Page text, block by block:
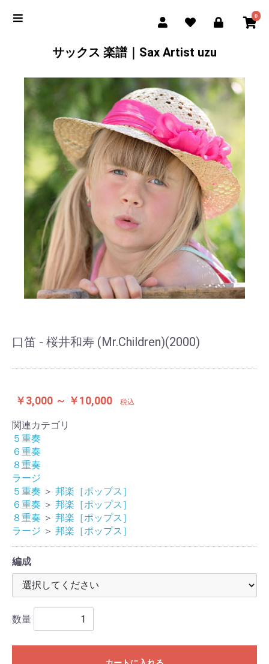
0
サックス 楽譜｜Sax Artist uzu
口笛 - 桜井和寿 (Mr.Children)(2000)
￥3,000 ～ ￥10,000 税込
関連カテゴリ
５重奏
６重奏
８重奏
ラージ
５重奏 ＞ 邦楽［ポップス］
６重奏 ＞ 邦楽［ポップス］
８重奏 ＞ 邦楽［ポップス］
ラージ ＞ 邦楽［ポップス］
編成
数量